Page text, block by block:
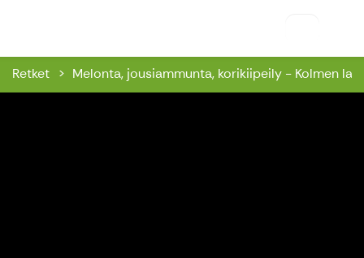
Retket Melonta, jousiammunta, korikiipeily - Kolmen